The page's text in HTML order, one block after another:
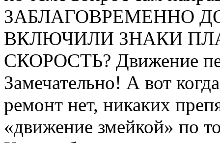
ЗАБЛАГОВРЕМЕННО
ВКЛЮЧИЛИ ЗНАКИ
СКОРОСТЬ? Движение
Замечательно! А вот
ремонт нет, никаких
«движение змейкой» по